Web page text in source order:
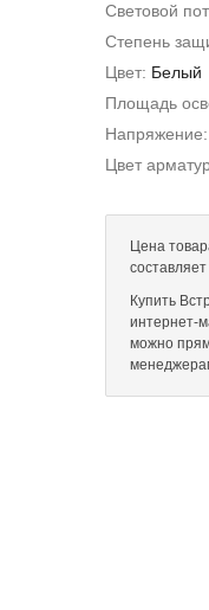
Световой
Степень
Цвет: Белый
Площадь
Цвет
Цена
Купить
интернет-
можно